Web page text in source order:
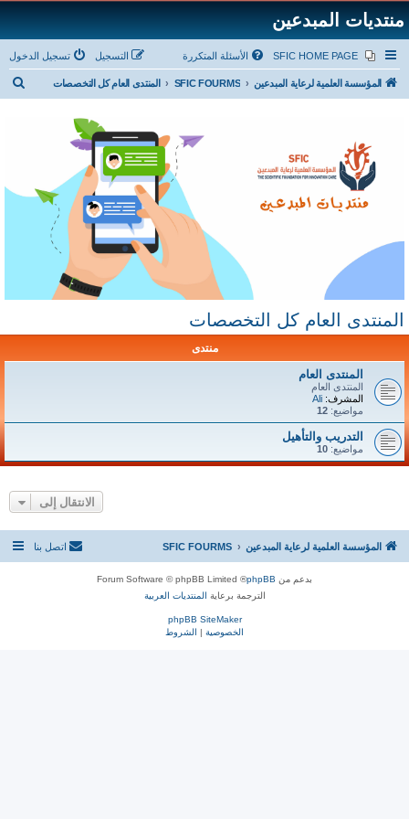
منتديات المبدعين
SFIC HOME PAGE الأسئلة المتكررة تسجيل الدخول التسجيل
المؤسسة العلمية لرعاية المبدعين SFIC FOURMS المنتدى العام كل التخصصات
المنتدى العام كل التخصصات
منتدى
المنتدى العام
المنتدى العام
المشرف: Ali
مواضيع: 12
التدريب والتأهيل
مواضيع: 10
الانتقال إلى
المؤسسة العلمية لرعاية المبدعين SFIC FOURMS اتصل بنا
بدعم من phpBB
® Forum Software © phpBB Limited
الترجمة برعاية المنتديات العربية
phpBB SiteMaker
الخصوصية | الشروط